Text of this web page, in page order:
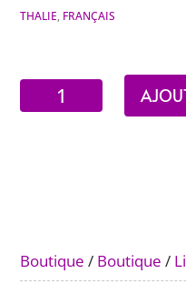
THALIE, FRANÇAIS
quantité
de
Boutique / Boutique /